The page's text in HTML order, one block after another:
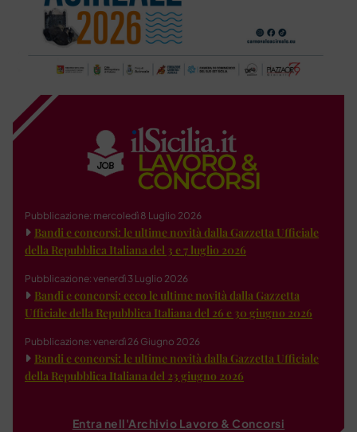
Pubblicazione: mercoledì 8 Luglio 2026
Bandi e concorsi: le ultime novità dalla Gazzetta Ufficiale
della Repubblica Italiana del 3 e 7 luglio 2026
Pubblicazione: venerdì 3 Luglio 2026
Bandi e concorsi: ecco le ultime novità dalla Gazzetta
Ufficiale della Repubblica Italiana del 26 e 30 giugno 2026
Pubblicazione: venerdì 26 Giugno 2026
Bandi e concorsi: le ultime novità dalla Gazzetta Ufficiale
della Repubblica Italiana del 23 giugno 2026
Entra nell'Archivio Lavoro & Concorsi